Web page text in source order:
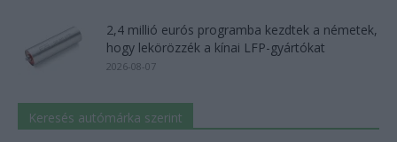
2,4 millió eurós programba kezdtek a németek,
hogy lekörözzék a kínai LFP-gyártókat
2026-08-07
Keresés autómárka szerint